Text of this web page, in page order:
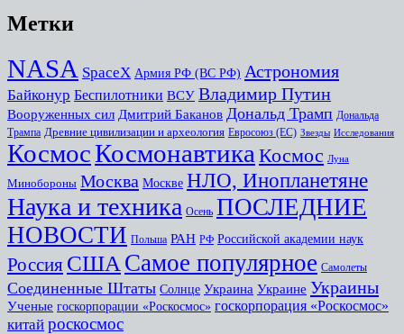
Метки
NASA SpaceX Армия РФ (ВС РФ) Астрономия
Байконур Беспилотники ВСУ Владимир Путин
Вооруженных сил Дмитрий Баканов Дональд Трамп Дональда
Трампа Древние цивилизации и археология Евросоюз (ЕС) Звезды Исследования
КосмоcКосмонавтика Космос Луна
Минобороны Москва Москве НЛО, Инопланетяне
Наука и техника Осень ПОСЛЕДНИЕ
НОВОСТИ Польша РАН РФ Российской академии наук
Россия США Самое популярное Самолеты
Соединенные Штаты Солнце Украина Украине Украины
Ученые госкорпорации «Роскосмос» госкорпорация «Роскосмос»
китай роскосмос